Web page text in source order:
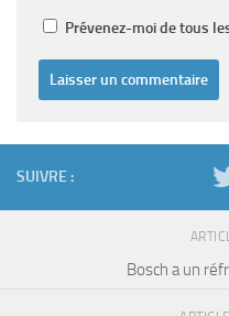
Prévenez-moi de tous
SUIVRE :
Bosch a un